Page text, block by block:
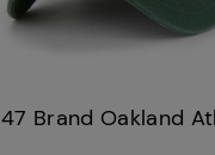
47 Brand Oakland